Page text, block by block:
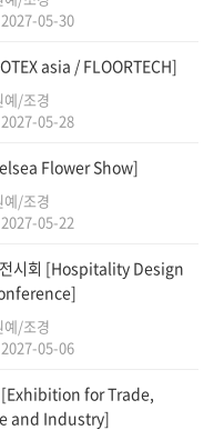
05-30
asia / FLOORTECH]
/조경
05-28
Flower Show]
/조경
05-22
전시회 [Hospitality Design
/조경
05-06
[Exhibition for Trade,
and Industry]